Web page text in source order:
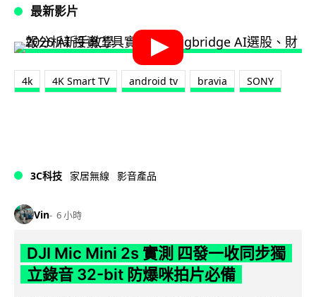
最新影片
4k 4K Smart TV android tv bravia SONY
3C科技 家居無線 影音產品
Vin 6 小時
DJI Mic Mini 2s 實測 四發一收同步獨
立錄音 32-bit 防爆咪拍片必備